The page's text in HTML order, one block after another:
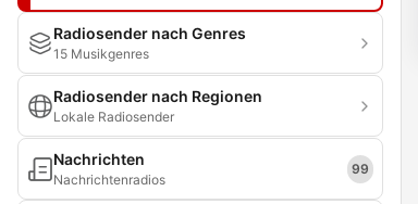
Radiosender nach Genres
15 Musikgenres
Radiosender nach Regionen
Lokale Radiosender
Nachrichten
Nachrichtenradios
99